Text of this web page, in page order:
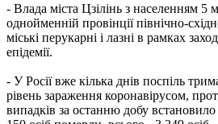
- Влада міста Цзілінь з населенням 5
однойменній провінції північно-
міські перукарні і лазні в рамках
епідемії.
- У Росії вже кілька днів поспіль
рівень зараження коронавірусом,
випадків за останню добу